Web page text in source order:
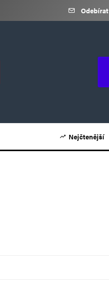
Odebírat
Nejčtenější